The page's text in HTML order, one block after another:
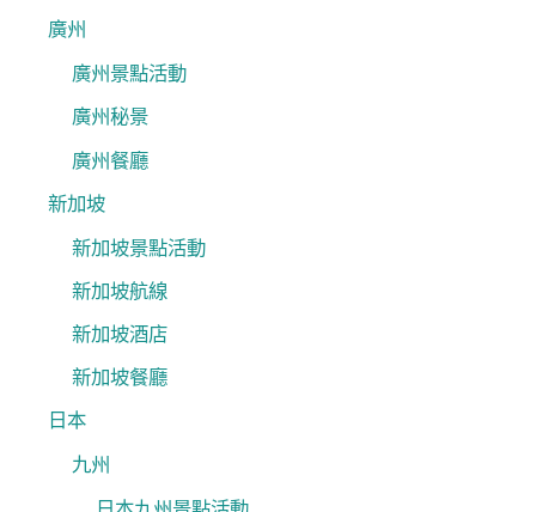
廣州
廣州景點活動
廣州秘景
廣州餐廳
新加坡
新加坡景點活動
新加坡航線
新加坡酒店
新加坡餐廳
日本
九州